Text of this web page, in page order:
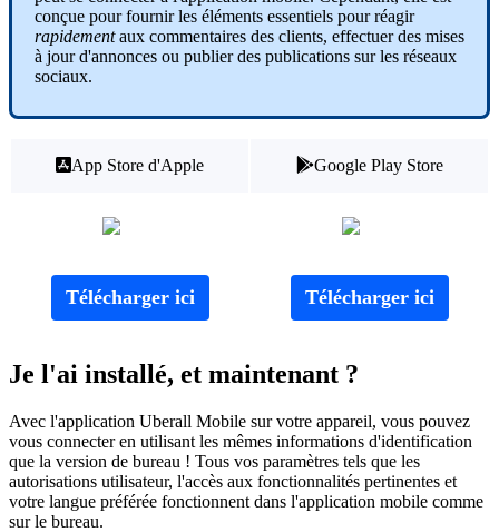
conçue pour fournir les éléments essentiels pour réagir
rapidementaux commentaires des clients, effectuer des mises
à jour d'annonces ou publier des publications sur les réseaux
sociaux.
App Store d'Apple GooglePlay Store
Télécharger ici Télécharger ici
Je l'ai installé, et maintenant ?
Avec l'application Uberall Mobile sur votre appareil, vous pouvez
vous connecter en utilisant les mêmes informations d'identification
que la version de bureau ! Tous vos paramètres tels que les
autorisations utilisateur, l'accès aux fonctionnalités pertinentes et
votre langue préférée fonctionnent dans l'application mobile comme
sur le bureau.